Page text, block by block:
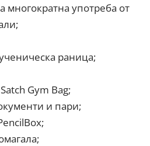
многократна употреба от
раница;
Satch Gym Bag;
и пари;